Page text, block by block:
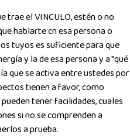
el VINCULO, estén o no
hablarte cn esa persona o
tuyos es suficiente para que
y la de esa persona y a "qué
que se activa entre ustedes por
tienen a favor, como
tener facilidades, cuales
si no se comprenden a
a prueba.